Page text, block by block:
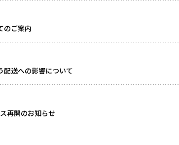
のご案内
配送への影響について
再開のお知らせ